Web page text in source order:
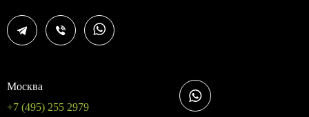
Москва
+7 (495) 255 2979